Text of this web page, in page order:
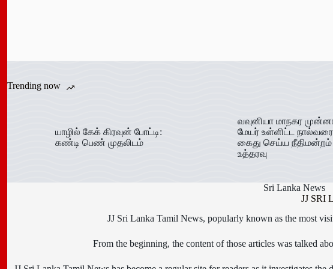
Trending now
யாழில் கேக் கிரவுன் போட்டி:
கண்டி பெண் முதலிடம்
வவுனியா மாநகர
மேயர் உள்ளிட்ட
கைது செய்ய நீதிமன்றம்
உத்தரவு
Sri Lanka News
JJ SRI
JJ Sri Lanka Tamil News, popularly known as the most
From the beginning, the content of those articles was talked